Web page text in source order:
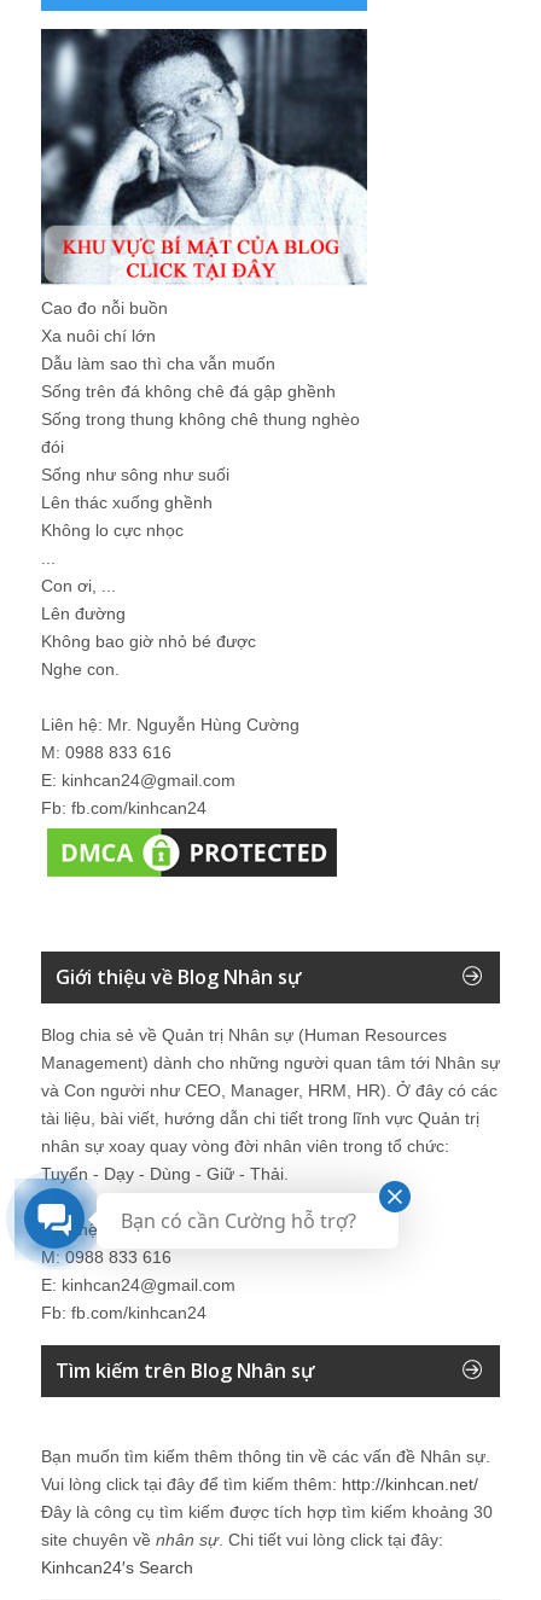
Cao đo nỗi buồn
Xa nuôi chí lớn
Dẫu làm sao thì cha vẫn muốn
Sống trên đá không chê đá gập ghềnh
Sống trong thung không chê thung nghèo
đói
Sống như sông như suối
Lên thác xuống ghềnh
Không lo cực nhọc
Con ơi, ...
Lên đường
Không bao giờ nhỏ bé được
Nghe con.
Liên hệ: Mr. Nguyễn Hùng Cường
M: 0988 833 616
E: kinhcan24@gmail.com
Fb: fb.com/kinhcan24
Giới thiệu về Blog Nhân sự
Blog chia sẻ về Quản trị Nhân sự (Human Resources
Management) dành cho những người quan tâm tới Nhân sự
và Con người như CEO, Manager, HRM, HR). Ở đây có các
tài liệu, bài viết, hướng dẫn chi tiết trong lĩnh vực Quản trị
nhân sự xoay quay vòng đời nhân viên trong tổ chức:
Tuyển - Dạy - Dùng - Giữ - Thải.
Liên hệ: Mr. Nguyễn Hùng Cường
M: 0988 833 616
E: kinhcan24@gmail.com
Fb: fb.com/kinhcan24
Tìm kiếm trên Blog Nhân sự
Bạn muốn tìm kiếm thêm thông tin về các vấn đề Nhân sự
Vui lòng click tại đây để tìm kiếm thêm: http://kinhcan.net/
Đây là công cụ tìm kiếm được tích hợp tìm kiếm khoảng 30
site chuyên về nhân sự. Chi tiết vui lòng click tại đây:
Kinhcan24′s Search
Bạn có cần Cường hỗ trợ?